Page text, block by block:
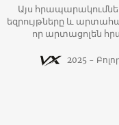
Այս
եզրույթները և
որ արտացոլեն
2025 -